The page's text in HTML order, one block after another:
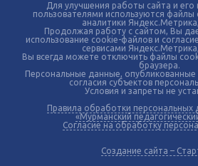
Для улучшения работы сайта и его
пользователями используются файлы
аналитики
Продолжая работу с сайтом, Вы
использование cookie-файлов и
сервисами
Вы всегда можете отключить файлы
браузера.
Персональные данные,
согласия субъектов
Условия и запреты не
Правила обработки
«Мурманский
Согласие на обработку
Создание сайта –